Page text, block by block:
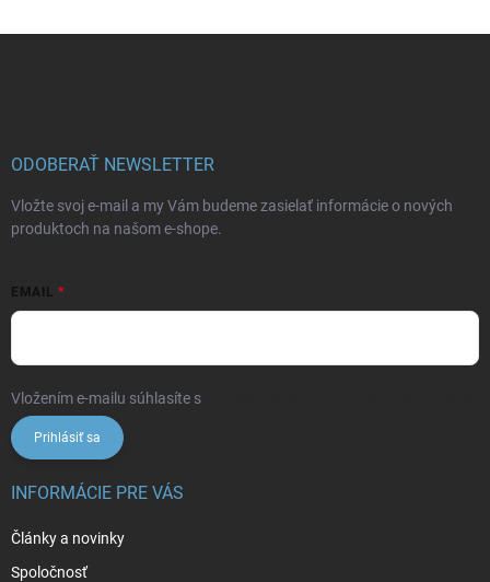
ODOBERAŤ NEWSLETTER
Vložte svoj e-mail a my Vám budeme zasielať informácie o nových
produktoch na našom e-shope.
EMAIL
Vložením e-mailu súhlasíte s
Prihlásiť sa
INFORMÁCIE PRE VÁS
Články a novinky
Spoločnosť